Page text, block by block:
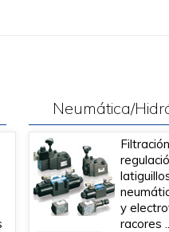
Neumática/
y
racores